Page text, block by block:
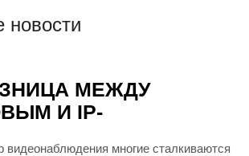
новости
МЕЖДУ
И IP-
видеонаблюдения многие сталкиваются